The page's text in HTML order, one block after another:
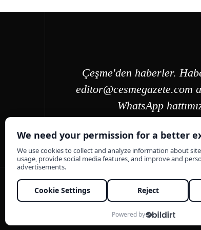
Çeşme'den haberler.
editor@cesmegazete.com
WhatsApp